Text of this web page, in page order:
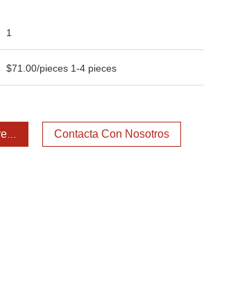
1
$71.00/pieces 1-4 pieces
Contacta Con Nosotros